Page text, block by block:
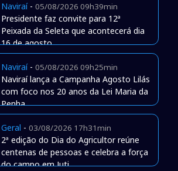
Naviraí- 05/08/2026 09h39min
Presidente faz convite para 12ª
Peixada da Seleta que acontecerá dia
16 de agosto
Naviraí- 05/08/2026 09h25min
Naviraí lança a Campanha Agosto Lilás
com foco nos 20 anos da Lei Maria da
Penha
Geral - 03/08/2026 17h31min
2ª edição do Dia do Agricultor reúne
centenas de pessoas e celebra a força
do campo em Juti